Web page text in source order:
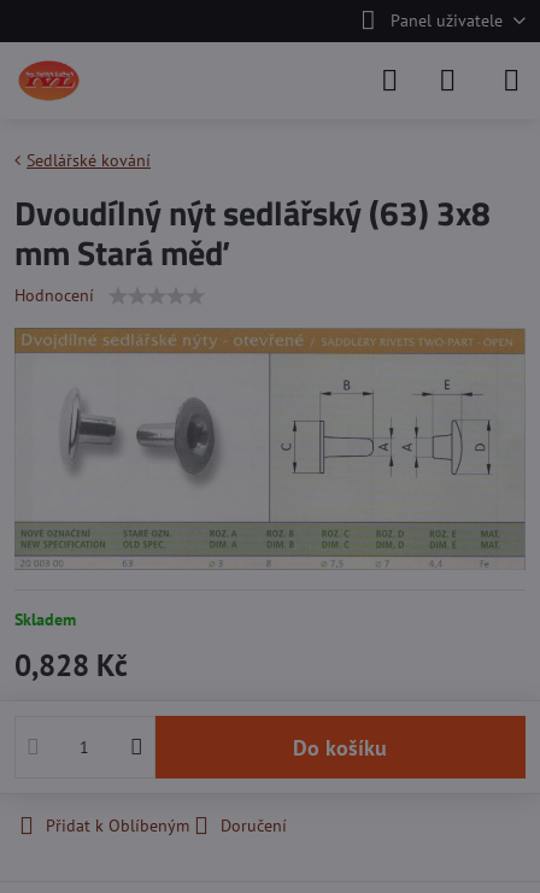
Panel uživatele
Sedlářské kování
Dvoudílný nýt sedlářský (63) 3x8
mm Stará měď
Hodnocení
Skladem
0,828 Kč
Do košíku
Přidat k Oblíbeným Doručení